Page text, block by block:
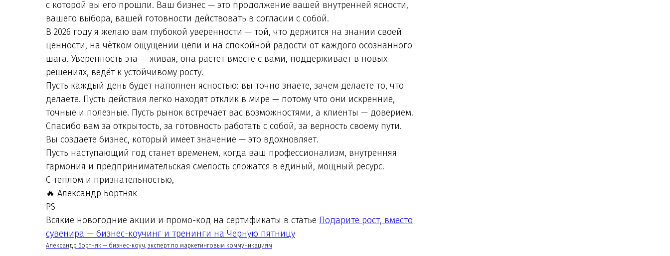
с которой вы его прошли. Ваш бизнес — это продолжение вашей внутренней ясности,
вашего выбора, вашей готовности действовать в согласии с собой.
В 2026 году я желаю вам глубокой уверенности — той, что держится на знании своей
ценности, на чётком ощущении цели и на спокойной радости от каждого осознанного
шага. Уверенность эта — живая, она растёт вместе с вами, поддерживает в новых
решениях, ведёт к устойчивому росту.
Пусть каждый день будет наполнен ясностью: вы точно знаете, зачем делаете то, что
делаете. Пусть действия легко находят отклик в мире — потому что они искренние,
точные и полезные. Пусть рынок встречает вас возможностями, а клиенты — доверием.
Спасибо вам за открытость, за готовность работать с собой, за верность своему пути.
Вы создаете бизнес, который имеет значение — это вдохновляет.
Пусть наступающий год станет временем, когда ваш профессионализм, внутренняя
гармония и предпринимательская смелость сложатся в единый, мощный ресурс.
С теплом и признательностью,
🔥 Александр Бортняк
PS
Всякие новогодние акции и промо-код на сертификаты в статье Подарите рост, вместо
сувенира — бизнес-коучинг и тренинги на Чёрную пятницу
Александр Бортняк — бизнес-коуч, эксперт по маркетинговым коммуникациям